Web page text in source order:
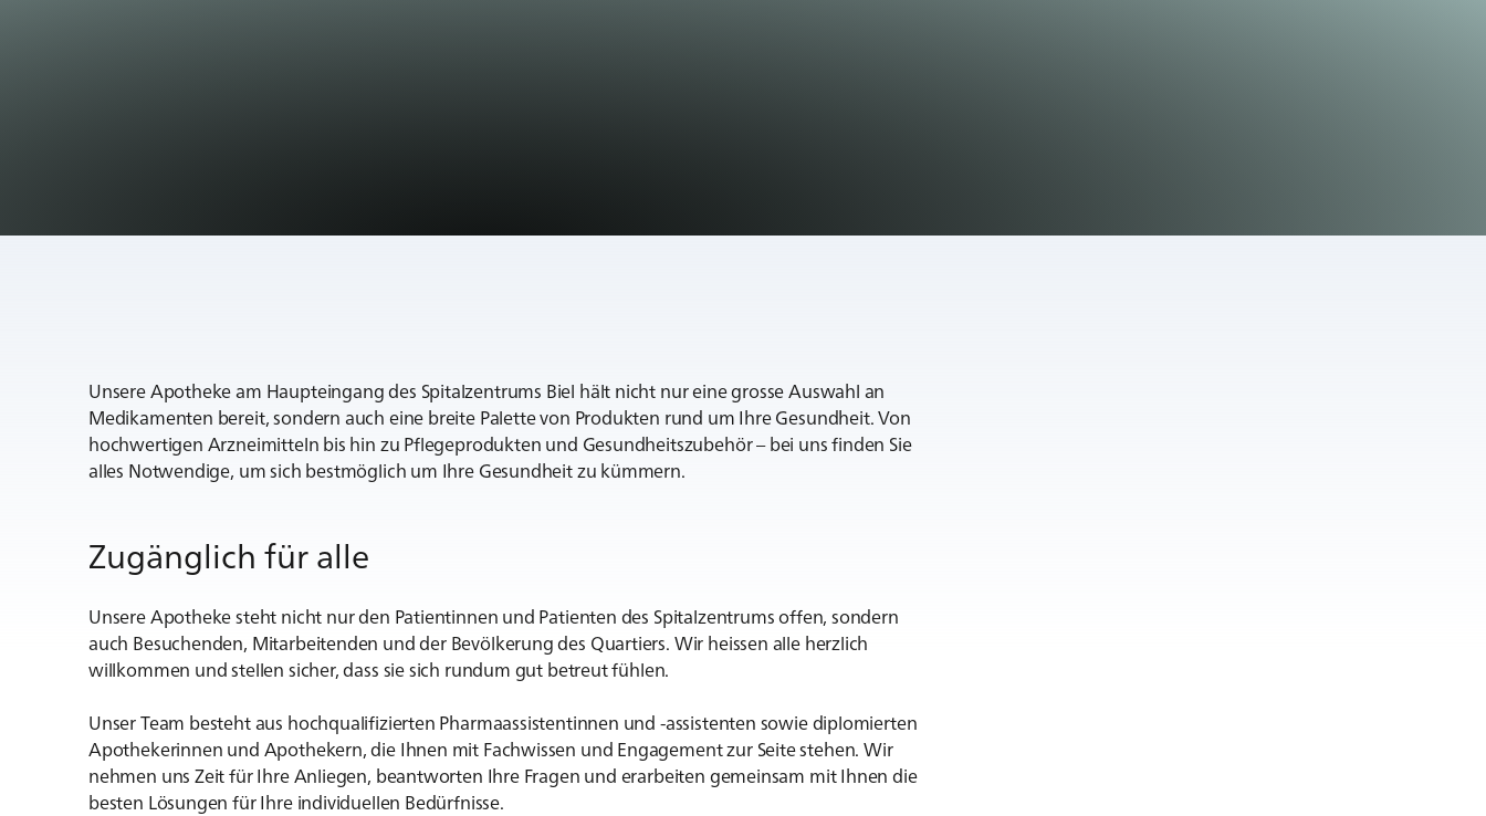
Unsere Apotheke am Haupteingang des Spitalzentrums Biel hält nicht nur eine grosse Auswahl an
Medikamenten bereit, sondern auch eine breite Palette von Produkten rund um Ihre Gesundheit. Von
hochwertigen Arzneimitteln bis hin zu Pflegeprodukten und Gesundheitszubehör – bei uns finden Sie
alles Notwendige, um sich bestmöglich um Ihre Gesundheit zu kümmern.
Zugänglich für alle
Unsere Apotheke steht nicht nur den Patientinnen und Patienten des Spitalzentrums offen, sondern
auch Besuchenden, Mitarbeitenden und der Bevölkerung des Quartiers. Wir heissen alle herzlich
willkommen und stellen sicher, dass sie sich rundum gut betreut fühlen.
Unser Team besteht aus hochqualifizierten Pharmaassistentinnen und -assistenten sowie diplomierten
Apothekerinnen und Apothekern, die Ihnen mit Fachwissen und Engagement zur Seite stehen. Wir
nehmen uns Zeit für Ihre Anliegen, beantworten Ihre Fragen und erarbeiten gemeinsam mit Ihnen die
besten Lösungen für Ihre individuellen Bedürfnisse.